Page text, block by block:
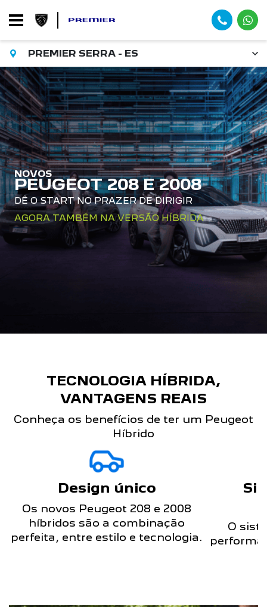
PREMIER SERRA - ES
NOVOS
PEUGEOT 208 E 2008
DÊ O START NO PRAZER DE DIRIGIR
AGORA TAMBÉM NA VERSÃO HÍBRIDA
TECNOLOGIA HÍBRIDA,
VANTAGENS REAIS
Conheça os benefícios de ter um Peugeot
Híbrido
Design único
Os novos Peugeot 208 e 2008
híbridos são a combinação
perfeita, entre estilo e tecnologia.
O